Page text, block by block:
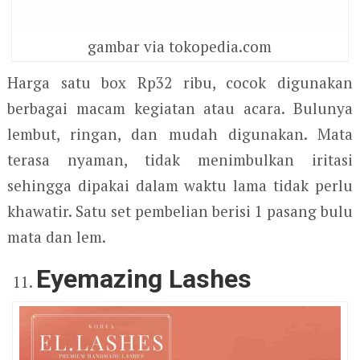
gambar via tokopedia.com
Harga satu box Rp32 ribu, cocok digunakan
berbagai macam kegiatan atau acara. Bulunya
lembut, ringan, dan mudah digunakan. Mata
terasa nyaman, tidak menimbulkan iritasi
sehingga dipakai dalam waktu lama tidak perlu
khawatir. Satu set pembelian berisi 1 pasang bulu
mata dan lem.
Eyemazing Lashes